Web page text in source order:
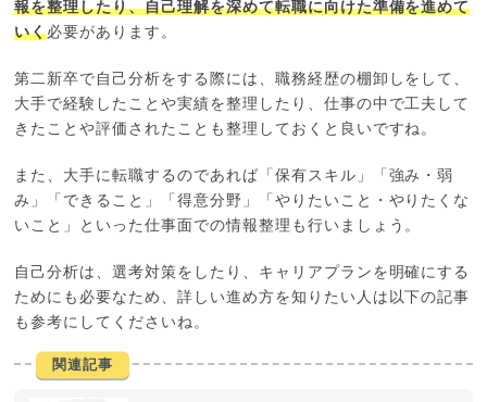
報を整理したり、自己理解を深めて転職に向けた準備を進めて
いく必要があります。
第二新卒で自己分析をする際には、職務経歴の棚卸しをして、
大手で経験したことや実績を整理したり、仕事の中で工夫して
きたことや評価されたことも整理しておくと良いですね。
また、大手に転職するのであれば「保有スキル」「強み・弱
み」「できること」「得意分野」「やりたいこと・やりたくな
いこと」といった仕事面での情報整理も行いましょう。
自己分析は、選考対策をしたり、キャリアプランを明確にする
ためにも必要なため、詳しい進め方を知りたい人は以下の記事
も参考にしてくださいね。
関連記事